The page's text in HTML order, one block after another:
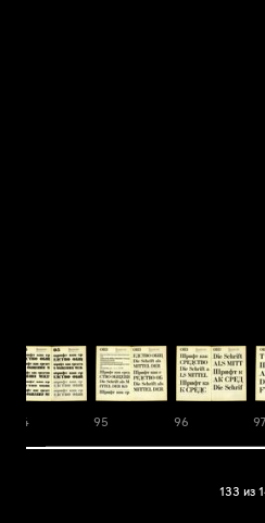
94 95 96 97
133 из